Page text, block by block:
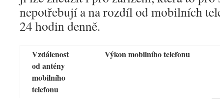
nepotřebují a na rozdíl od mobilních
24 hodin denně.
Vzdálenost
od antény
mobilního
telefonu
Výkon mobilního telefonu